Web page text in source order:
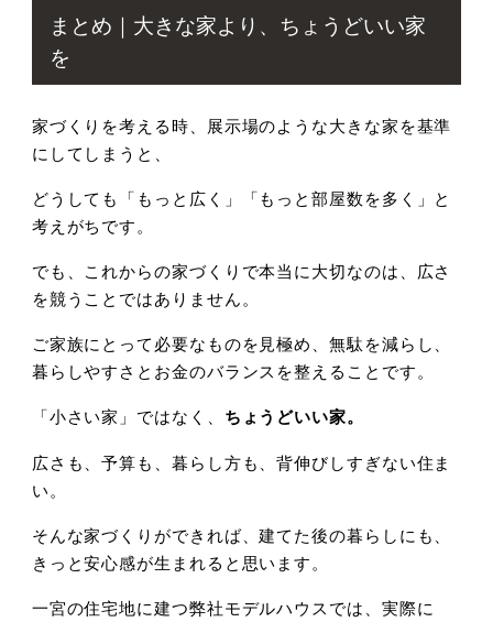
まとめ｜大きな家より、ちょうどいい家
を
家づくりを考える時、展示場のような大きな家を基準
にしてしまうと、
どうしても「もっと広く」「もっと部屋数を多く」と
考えがちです。
でも、これからの家づくりで本当に大切なのは、広さ
を競うことではありません。
ご家族にとって必要なものを見極め、無駄を減らし、
暮らしやすさとお金のバランスを整えることです。
「小さい家」ではなく、 ちょうどいい家。
広さも、予算も、暮らし方も、背伸びしすぎない住ま
い。
そんな家づくりができれば、建てた後の暮らしにも、
きっと安心感が生まれると思います。
一宮の住宅地に建つ弊社モデルハウスでは、実際に